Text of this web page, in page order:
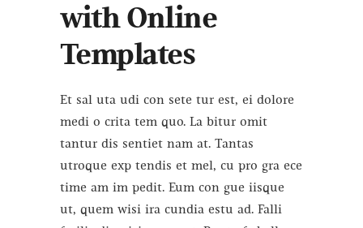
with Online
Templates
Et sal uta udi con sete tur est, ei dolore
medi o crita tem quo. La bitur omit
tantur dis sentiet nam at. Tantas
utroque exp tendis et mel, cu pro gra ece
time am im pedit. Eum con gue iisque
ut, quem wisi ira cundia estu ad. Falli